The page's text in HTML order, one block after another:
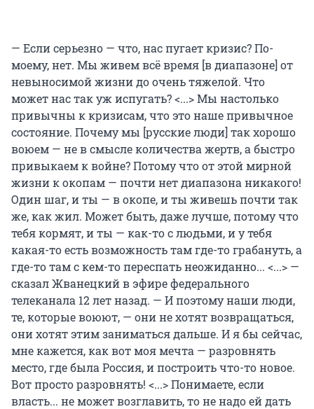
— Если серьезно — что, нас пугает кризис? По-
моему, нет. Мы живем всё время [в диапазоне] от
невыносимой жизни до очень тяжелой. Что
может нас так уж испугать? <...> Мы настолько
привычны к кризисам, что это наше привычное
состояние. Почему мы [русские люди] так хорошо
воюем — не в смысле количества жертв, а быстро
привыкаем к войне? Потому что от этой мирной
жизни к окопам — почти нет диапазона никакого!
Один шаг, и ты — в окопе, и ты живешь почти так
же, как жил. Может быть, даже лучше, потому что
тебя кормят, и ты — как-то с людьми, и у тебя
какая-то есть возможность там где-то грабануть, а
где-то там с кем-то переспать неожиданно... <...> —
сказал Жванецкий в эфире федерального
телеканала 12 лет назад. — И поэтому наши люди,
те, которые воюют, — они не хотят возвращаться,
они хотят этим заниматься дальше. И я бы сейчас,
мне кажется, как вот моя мечта — разровнять
место, где была Россия, и построить что-то новое.
Вот просто разровнять! <...> Понимаете, если
власть... не может возглавить, то не надо ей дать